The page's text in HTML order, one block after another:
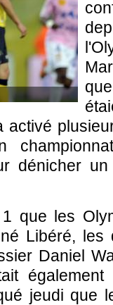
activé
dénicher
que les
Libéré, les
Daniel
jeudi que